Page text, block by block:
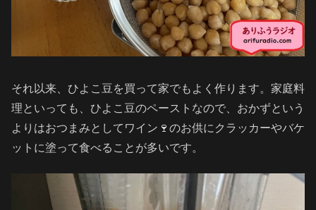
それ以来、ひよこ豆を買って家でもよく作ります。家庭料
理といっても、ひよこ豆のペーストなので、おかずという
よりはおつまみとしてワイン🍷のお供にクラッカーやバケ
ットに塗って食べることが多いです。